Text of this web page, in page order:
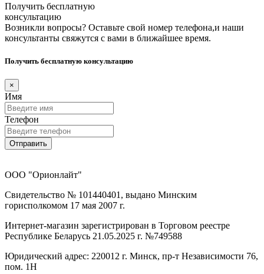
Получить бесплатную
консультацию
Возникли вопросы? Оставьте свой номер телефона,и наши
консультанты свяжутся с вами в ближайшее время.
Получить бесплатную консультацию
×
Имя
Телефон
Отправить
ООО "Орионлайт"
Свидетельство № 101440401, выдано Минским
горисполкомом 17 мая 2007 г.
Интернет-магазин зарегистрирован в Торговом реестре
Республике Беларусь 21.05.2025 г. №749588
Юридический адрес: 220012 г. Минск, пр-т Независимости 76,
пом. 1Н